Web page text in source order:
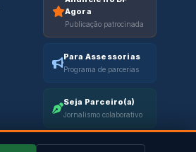
Agora
Publicação patrocinada
Para Assessorias
Programa de parcerias
Seja Parceiro(a)
Jornalismo colaborativo